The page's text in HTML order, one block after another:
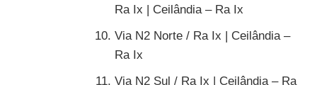
Ra Ix | Ceilândia – Ra Ix
Via N2 Norte / Ra Ix | Ceilândia –
Ra Ix
Via N2 Sul / Ra Ix | Ceilândia – Ra